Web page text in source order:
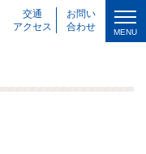
交通
アクセス
お問い
合わせ
MENU